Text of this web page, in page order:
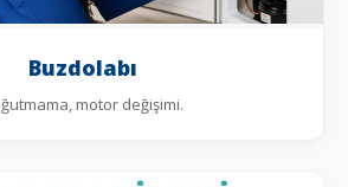
Buzdolabı
motor değişimi.